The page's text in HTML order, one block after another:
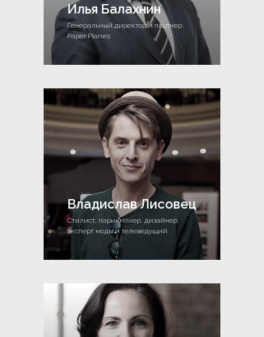
Илья Балахнин
Генеральный директор и партнер
Paper Planes
Владислав Лисовец
Стилист, парикмахер, дизайнер,
эксперт моды и телеведущий.